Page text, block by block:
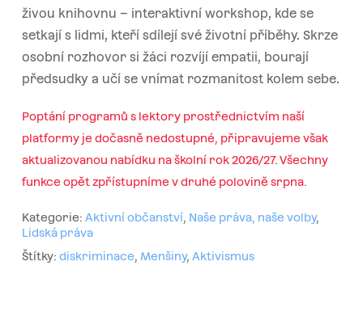
živou knihovnu – interaktivní workshop, kde se
setkají s lidmi, kteří sdílejí své životní příběhy. Skrze
osobní rozhovor si žáci rozvíjí empatii, bourají
předsudky a učí se vnímat rozmanitost kolem sebe.
Poptání programů s lektory prostřednictvím naší
platformy je dočasně nedostupné, připravujeme však
aktualizovanou nabídku na školní rok 2026/27. Všechny
funkce opět zpřístupníme v druhé polovině srpna.
Kategorie: Aktivní občanství, Naše práva, naše volby,
Lidská práva
Štítky: diskriminace, Menšiny, Aktivismus